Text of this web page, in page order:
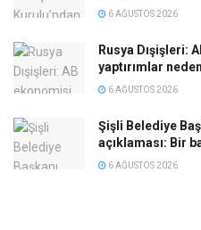
6 AĞUSTOS 2026
Rusya Dışişleri:
yaptırımlar
6 AĞUSTOS 2026
Şişli Belediye
açıklaması: Bir
6 AĞUSTOS 2026